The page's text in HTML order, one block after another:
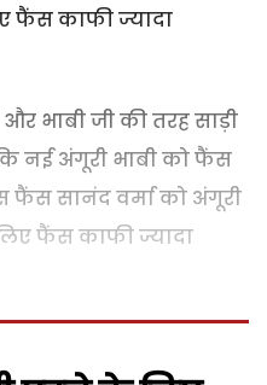
काफी ज्यादा
भाबी जी की तरह साड़ी
नई अंगूरी भाबी को फैंस
फैंस सानंद वर्मा को अंगूरी
फैंस काफी ज्यादा